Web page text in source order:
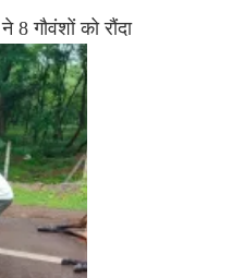
8 गौवंशों को रौंदा